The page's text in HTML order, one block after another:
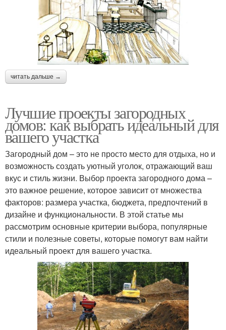
читать дальше →
Лучшие проекты загородных
домов: как выбрать идеальный для
вашего участка
Загородный дом – это не просто место для отдыха, но и
возможность создать уютный уголок, отражающий ваш
вкус и стиль жизни. Выбор проекта загородного дома –
это важное решение, которое зависит от множества
факторов: размера участка, бюджета, предпочтений в
дизайне и функциональности. В этой статье мы
рассмотрим основные критерии выбора, популярные
стили и полезные советы, которые помогут вам найти
идеальный проект для вашего участка.